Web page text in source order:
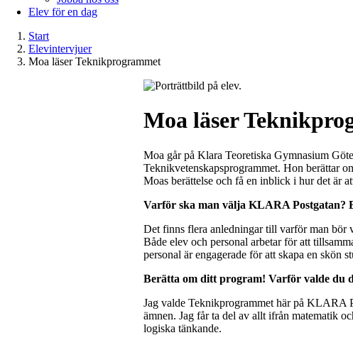
Elev för en dag
Start
Elevintervjuer
Moa läser Teknikprogrammet
Moa läser
Moa går på Klara Teoretiska Gymnasium
Teknikvetenskapsprogrammet. Hon berättar
Moas berättelse och få en inblick i hur det är
Varför ska man välja KLARA Postgatan?
Det finns flera anledningar till varför man bör
Både elev och personal arbetar för att
personal är engagerade för att skapa en skön
Berätta om ditt program! Varför valde du
Jag valde Teknikprogrammet här på KLARA
ämnen. Jag får ta del av allt ifrån matematik
logiska tänkande.